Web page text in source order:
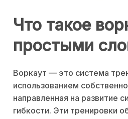
Что такое
простыми
Воркаут — это система
использованием
направленная на развитие
гибкости. Эти тренировки